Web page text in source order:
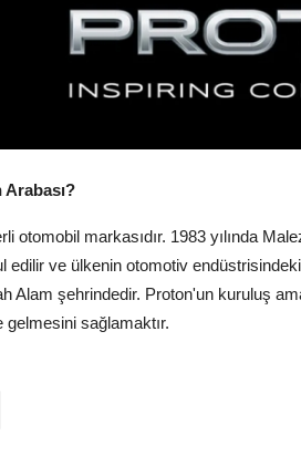
otomobil markasıdır. 1983 yılında
edilir ve ülkenin otomotiv
Alam şehrindedir. Proton'un kuruluş
sağlamaktır.